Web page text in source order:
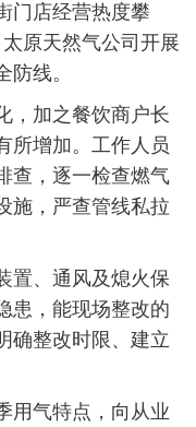
政务 教育
太原 网罗民生
热评 社区
店经营热度攀
原天然气公司开展
线。
加之餐饮商户长
所增加。工作人员
查，逐一检查燃气
施，严查管线私拉
、通风及熄火保
患，能现场整改的
确整改时限、建立
气特点，向从业